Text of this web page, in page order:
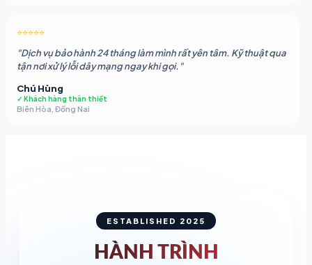
⭐⭐⭐⭐⭐
"Dịch vụ bảo hành 24 tháng làm mình rất yên tâm. Kỹ thuật qua
tận nơi xử lý lỗi dây mạng ngay khi gọi."
Chú Hùng
✓ Khách hàng thân thiết
Biên Hòa, Đồng Nai
ESTABLISHED 2025
HÀNH TRÌNH